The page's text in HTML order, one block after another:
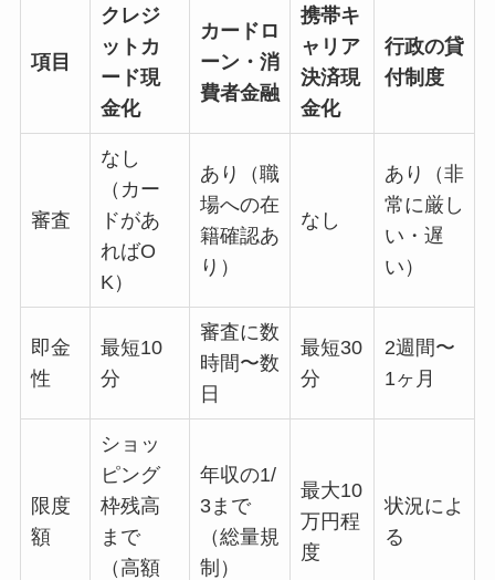
項目
クレジ
ットカ
ード現
金化
カードロ
ーン・消
費者金融
携帯キ
ャリア
決済現
金化
行政の貸
付制度
審査
なし
（カー
ドがあ
ればO
K）
あり（職
場への在
籍確認あ
り）
なし
あり（非
常に厳し
い・遅
い）
即金
性
最短10
分
審査に数
時間〜数
日
最短30
分
2週間〜
1ヶ月
限度
額
ショッ
ピング
枠残高
まで
（高額
年収の1/
3まで
（総量規
制）
最大10
万円程
度
状況によ
る